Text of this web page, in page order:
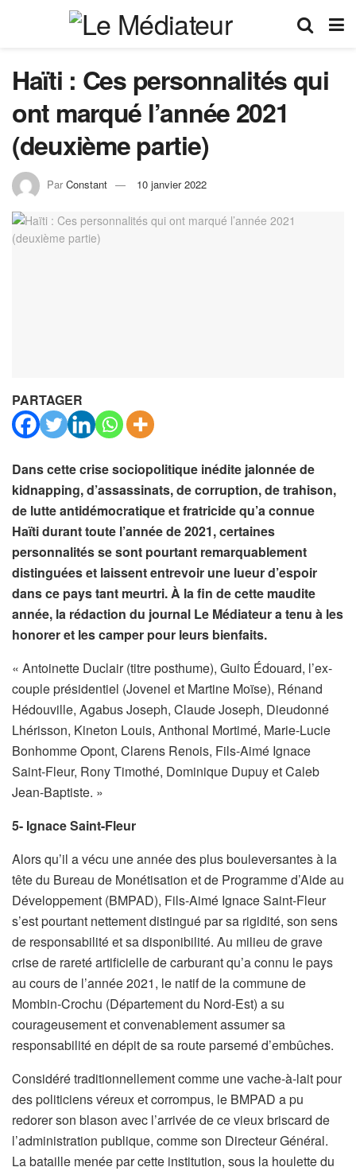
Haïti : Ces personnalités qui
ont marqué l’année 2021
(deuxième partie)
Par Constant 10 janvier 2022
PARTAGER
Dans cette crise sociopolitique inédite jalonnée de
kidnapping, d’assassinats, de corruption, de trahison,
de lutte antidémocratique et fratricide qu’a connue
Haïti durant toute l’année de 2021, certaines
personnalités se sont pourtant remarquablement
distinguées et laissent entrevoir une lueur d’espoir
dans ce pays tant meurtri. À la fin de cette maudite
année, la rédaction du journal Le Médiateur a tenu à les
honorer et les camper pour leurs bienfaits.
« Antoinette Duclair (titre posthume), Guito Édouard, l’ex-
couple présidentiel (Jovenel et Martine Moïse), Rénand
Hédouville, Agabus Joseph, Claude Joseph, Dieudonné
Lhérisson, Kineton Louis, Anthonal Mortimé, Marie-Lucie
Bonhomme Opont, Clarens Renois, Fils-Aimé Ignace
Saint-Fleur, Rony Timothé, Dominique Dupuy et Caleb
Jean-Baptiste. »
5- Ignace Saint-Fleur
Alors qu’il a vécu une année des plus bouleversantes à la
tête du Bureau de Monétisation et de Programme d’Aide au
Développement (BMPAD), Fils-Aimé Ignace Saint-Fleur
s’est pourtant nettement distingué par sa rigidité, son sens
de responsabilité et sa disponibilité. Au milieu de grave
crise de rareté artificielle de carburant qu’a connu le pays
au cours de l’année 2021, le natif de la commune de
Mombin-Crochu (Département du Nord-Est) a su
courageusement et convenablement assumer sa
responsabilité en dépit de sa route parsemé d’embûches.
Considéré traditionnellement comme une vache-à-lait pour
des politiciens véreux et corrompus, le BMPAD a pu
redorer son blason avec l’arrivée de ce vieux briscard de
l’administration publique, comme son Directeur Général.
La bataille menée par cette institution, sous la houlette du